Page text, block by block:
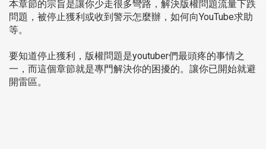
本章節的宗旨是讓你少走很多彎路， 解決版權問題流量下跌
問題， 被停止獲利或收到警示怎麼辦， 如何向YouTube求助
等。
要知道停止獲利，版權問題是youtuber們最頭疼的事情之
一，而這個章節就是專門解決你的困擾的。讓你已開始就避
開雷區。